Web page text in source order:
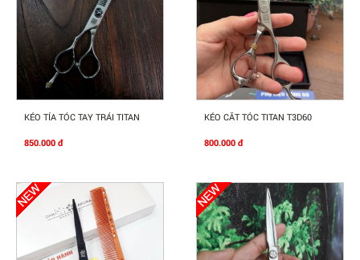
Mua Ngay
KÉO TỈA TÓC TAY TRÁI TITAN
850.000 đ
Mua Ngay
KÉO CĂT TÓC TITAN T3D60
800.000 đ